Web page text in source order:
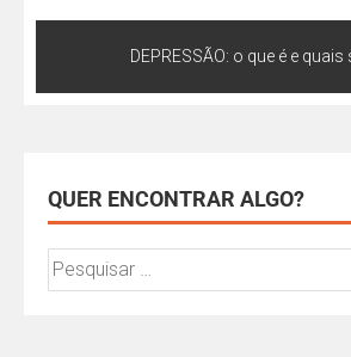
DEPRESSÃO: o que é e
QUER ENCONTRAR ALGO?